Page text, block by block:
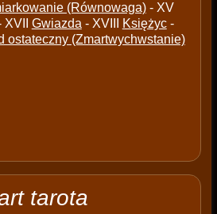
(Równowaga)- XV
XVII Gwiazda - XVIII Księżyc-
ostateczny (Zmartwychwstanie)
tarota